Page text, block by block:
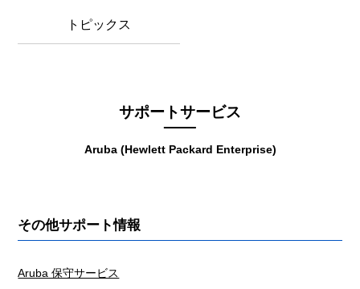
トピックス
Aruba (Hewlett Packard Enterprise)
サポートサービス
その他サポート情報
Aruba 保守サービス